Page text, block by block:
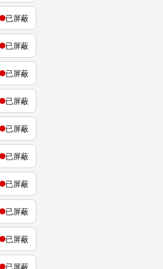
已屏蔽
已屏蔽
已屏蔽
已屏蔽
已屏蔽
已屏蔽
已屏蔽
已屏蔽
已屏蔽
已屏蔽